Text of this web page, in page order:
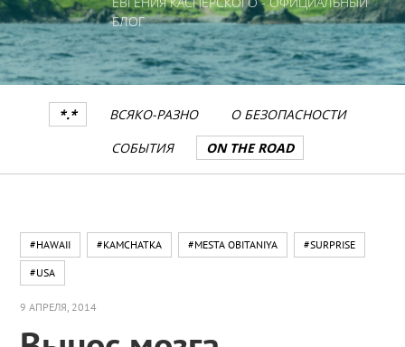
БЛОГ
*.* ВСЯКО-РАЗНО
О БЕЗОПАСНОСТИ
СОБЫТИЯ
ON THE ROAD
#HAWAII #KAMCHATKA #MESTA OBITANIYA #SURPRISE
#USA
9 АПРЕЛЯ, 2014